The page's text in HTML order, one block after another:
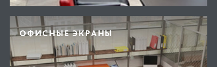
ОФИСНЫЕ ЭКРАНЫ